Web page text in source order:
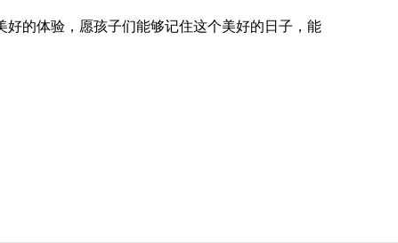
的体验，愿孩子们能够记住这个美好的日子，能